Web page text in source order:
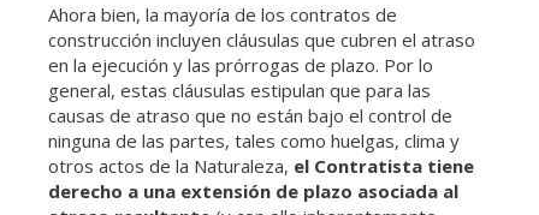
Ahora bien, la mayoría de los contratos de
construcción incluyen cláusulas que cubren el atraso
en la ejecución y las prórrogas de plazo. Por lo
general, estas cláusulas estipulan que para las
causas de atraso que no están bajo el control de
ninguna de las partes, tales como huelgas, clima y
otros actos de la Naturaleza, el Contratista tiene
derecho a una extensión de plazo asociada al